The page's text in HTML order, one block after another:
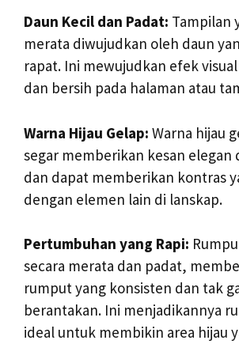
Daun Kecil dan Padat: Tampilan
merata diwujudkan oleh daun
rapat. Ini mewujudkan efek
dan bersih pada halaman atau
Warna Hijau Gelap: Warna hijau
segar memberikan kesan elegan
dan dapat memberikan kontras
dengan elemen lain di lanskap.
Pertumbuhan yang Rapi:
secara merata dan padat,
rumput yang konsisten dan tak
berantakan. Ini menjadikannya
ideal untuk membikin area hijau